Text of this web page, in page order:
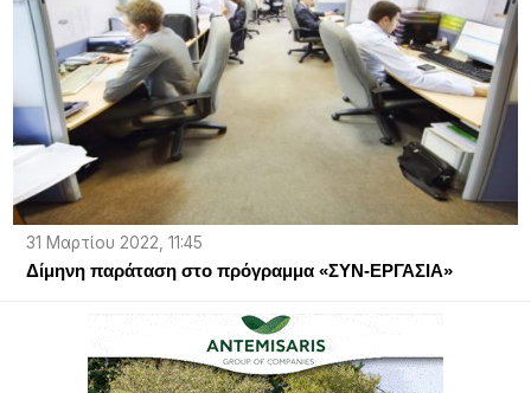
31 Μαρτίου 2022, 11:45
Δίμηνη παράταση στο πρόγραμμα «ΣΥΝ-ΕΡΓΑΣΙΑ»